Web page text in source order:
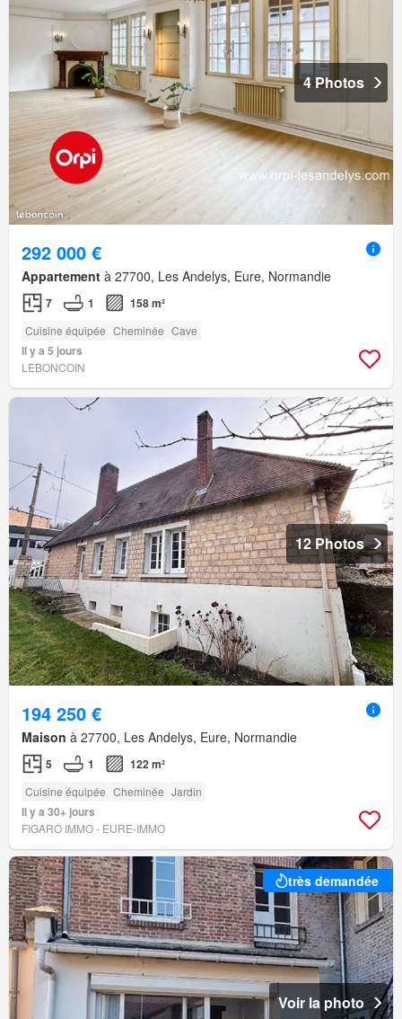
4 Photos
292 000 €
Appartement à 27700, Les Andelys, Eure, Normandie
7 1 158 m²
Cuisine équipée Cheminée Cave
Il y a 5 jours
LEBONCOIN
12 Photos
194 250 €
Maison à 27700, Les Andelys, Eure, Normandie
5 1 122 m²
Cuisine équipée Cheminée Jardin
Il y a 30+ jours
FIGARO IMMO - EURE-IMMO
très demandée
Voir la photo